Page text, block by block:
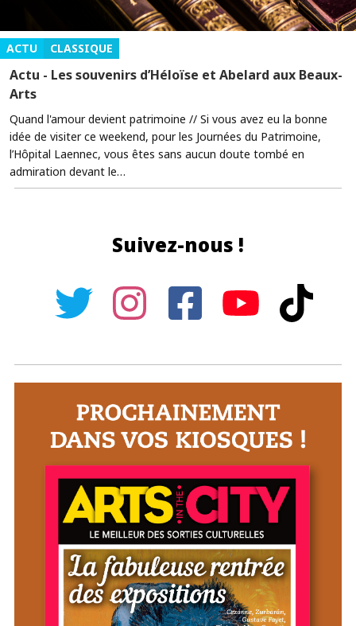
ACTU CLASSIQUE
Actu - Les souvenirs d’Héloïse et Abelard aux Beaux-
Arts
Quand l'amour devient patrimoine // Si vous avez eu la bonne
idée de visiter ce weekend, pour les Journées du Patrimoine,
l’Hôpital Laennec, vous êtes sans aucun doute tombé en
admiration devant le…
Suivez-nous !